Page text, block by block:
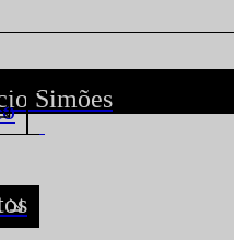
Simões